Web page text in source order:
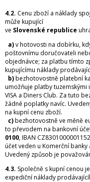
4.2. Cenu zboží a náklady
může kupující
ve Slovenské republice
a)v hotovosti na dobírku,
poštovnímu doručovateli
objednávce; za platbu tímto
kupujícímu náklady
b)bezhotovostně platební
umožňuje platby tuzemskými
VISA a Diners Club. Za tuto
žádné poplatky navíc.
na kupní cenu zboží.
c)bezhotovostně ve měně
to převodem na bankovní
0100, IBAN
účet veden u Komerční banky
Uvedený způsob je
4.3. Společně s kupní cenou
expediční náklady